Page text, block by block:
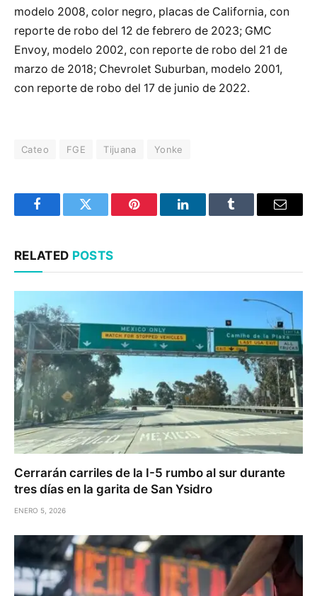
modelo 2008, color negro, placas de California, con
reporte de robo del 12 de febrero de 2023; GMC
Envoy, modelo 2002, con reporte de robo del 21 de
marzo de 2018; Chevrolet Suburban, modelo 2001,
con reporte de robo del 17 de junio de 2022.
Cateo FGE Tijuana Yonke
FacebookTwitter Pinterest LinkedInTumblr Email
RELATED POSTS
Cerrarán carriles de la I-5 rumbo al sur durante
tres días en la garita de San Ysidro
ENERO 5, 2026